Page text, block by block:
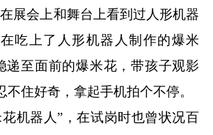
会上和舞台上看到过人形机器
吃上了人形机器人制作的爆米
递至面前的爆米花，带孩子观影
不住好奇，拿起手机拍个不停。
器人”，在试岗时也曾状况百